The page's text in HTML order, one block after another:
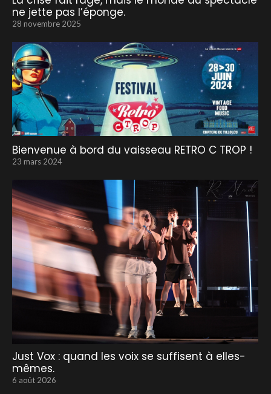
ne jette pas l’éponge.
28 novembre 2025
Bienvenue à bord du vaisseau RETRO C TROP !
23 mars 2024
Just Vox : quand les voix se suffisent à elles-
mêmes.
6 août 2026